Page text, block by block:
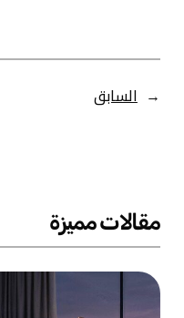
← السابق
مقالات مميزة